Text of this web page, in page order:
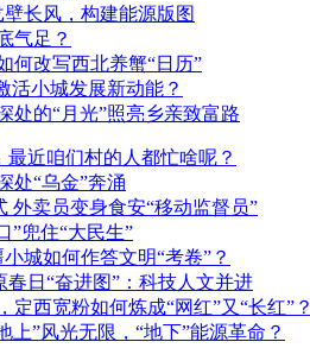
长风，构建能源版图
气足？
何改写西北养蟹“日历”
活小城发展新动能？
处的“月光”照亮乡亲致富路
近咱们村的人都忙啥呢？
处“乌金”奔涌
外卖员变身食安“移动监督员”
”兜住“大民生”
城如何作答文明“考卷”？
日“奋进图”：科技人文并进
定西宽粉如何炼成“网红”又“长红”？
上”风光无限，“地下”能源革命？